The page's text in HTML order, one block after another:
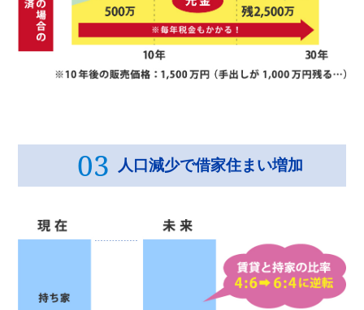
03 人口減少で借家住まい増加